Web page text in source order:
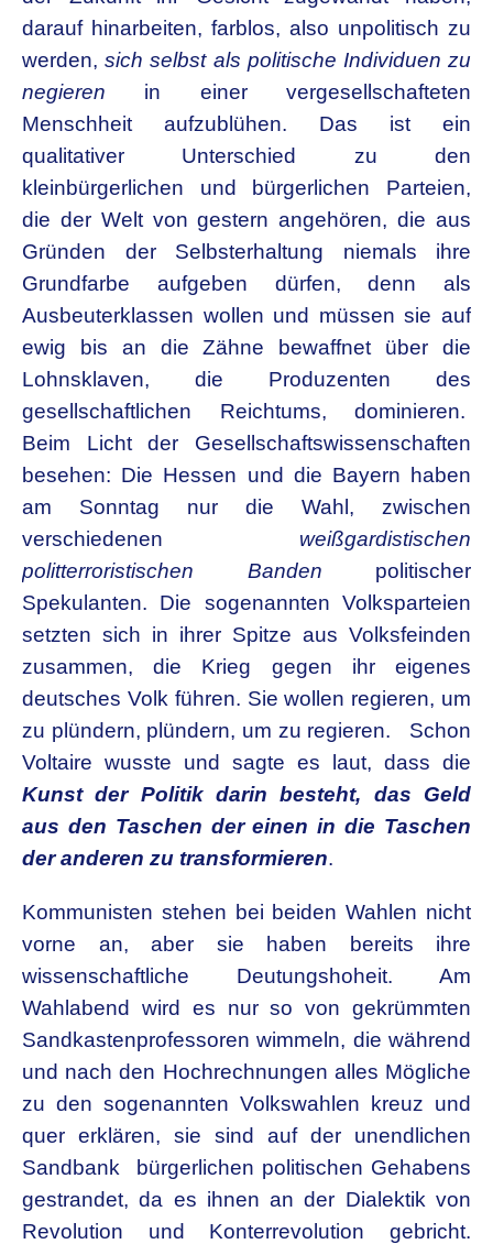
darauf hinarbeiten, farblos, also unpolitisch zu
werden,sich selbst als politische Individuen zu
negieren in einer vergesellschafteten
Menschheit aufzublühen. Das ist ein
qualitativer Unterschied zu den
kleinbürgerlichen und bürgerlichen Parteien,
die der Welt von gestern angehören, die aus
Gründen der Selbsterhaltung niemals ihre
Grundfarbe aufgeben dürfen, denn als
Ausbeuterklassen wollen und müssen sie auf
ewig bis an die Zähne bewaffnet über die
Lohnsklaven, die Produzenten des
gesellschaftlichen Reichtums, dominieren.
Beim Licht der Gesellschaftswissenschaften
besehen: Die Hessen und die Bayern haben
am Sonntag nur die Wahl, zwischen
verschiedenen weißgardistischen
politterroristischen Banden politischer
Spekulanten. Die sogenannten Volksparteien
setzten sich in ihrer Spitze aus Volksfeinden
zusammen, die Krieg gegen ihr eigenes
deutsches Volk führen. Sie wollen regieren, um
zu plündern, plündern, um zu regieren. Schon
Voltaire wusste und sagte es laut, dass die
Kunst der Politik darin besteht, das Geld
aus den Taschen der einen in die Taschen
der anderen zu transformieren.
Kommunisten stehen bei beiden Wahlen nicht
vorne an, aber sie haben bereits ihre
wissenschaftliche Deutungshoheit. Am
Wahlabend wird es nur so von gekrümmten
Sandkastenprofessoren wimmeln, die während
und nach den Hochrechnungen alles Mögliche
zu den sogenannten Volkswahlen kreuz und
quer erklären, sie sind auf der unendlichen
Sandbank bürgerlichen politischen Gehabens
gestrandet, da es ihnen an der Dialektik von
Revolution und Konterrevolution gebricht.